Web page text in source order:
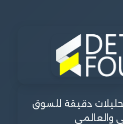
دقيقة للسوق
والعالمي